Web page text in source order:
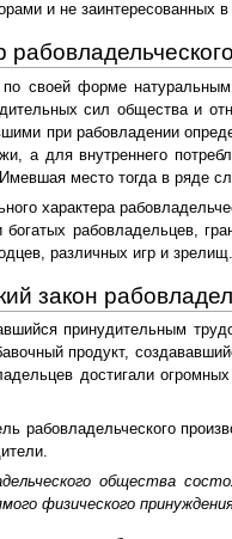
и не заинтересованных
своей форме
сил общества и
при рабовладении
а для внутреннего
место тогда в ряде
характера
рабовладельцев,
различных игр и зрелищ.
закон
принудительным
продукт,
достигали
рабовладельческого
общества
физического